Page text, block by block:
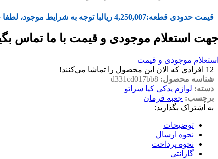
قیمت حدودی قطعه:4,250,007 ریالبا توجه به شرایط موجود،
استعلام موجودی و قیمت با ما تماس
موجودی و قیمت
12 افرادی که الان این محصول را تماشا می‌کنند!
شناسه محصول: d331cd017bb8
دسته: لوازم یدکی کیا سراتو
برچسب: جعبه فرمان
به اشتراک بگذارید:
توضیحات
نحوه ارسال
نحوه پرداخت
گارانتی